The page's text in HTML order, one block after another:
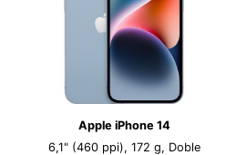
Apple iPhone 14
6,1" (460 ppi), 172 g, Doble